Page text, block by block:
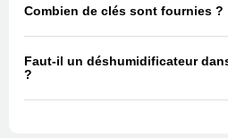
Combien de clés sont fournies ?
Faut-il un déshumidificateur
?